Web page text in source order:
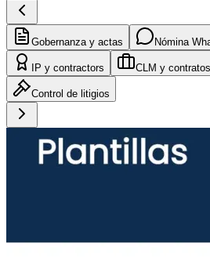
Gobernanza y actas Nómina
IP y contractors CLM y
Control de litigios